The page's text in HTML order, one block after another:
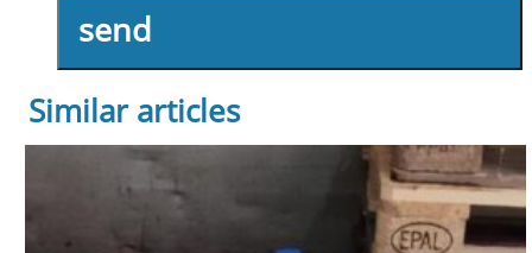
send
Similar articles